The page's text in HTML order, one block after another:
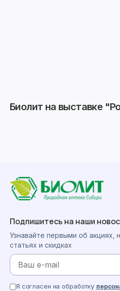
Биолит на выставке
Подпишитесь на наши
Узнавайте первыми об акциях,
статьях и скидках
Я согласен на обработку